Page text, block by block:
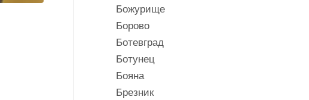
Божурище
Борово
Ботевград
Ботунец
Бояна
Брезник